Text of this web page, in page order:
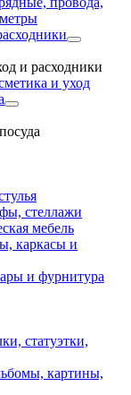
и расходники
и уход
стеллажи
мебель
каркасы и
и фурнитура
статуэтки,
картины,